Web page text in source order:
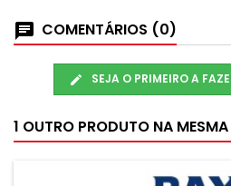
COMENTÁRIOS (0)
SEJA O PRIMEIRO A
1 OUTRO PRODUTO NA